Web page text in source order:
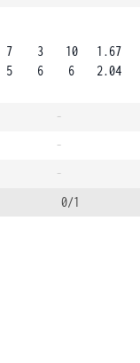
7
5
3
6
10
6
1.67
2.04
-
-
-
0/1